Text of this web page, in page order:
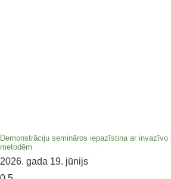
Demonstrāciju semināros iepazīstina ar invazīvo
metodēm
2026. gada 19. jūnijs